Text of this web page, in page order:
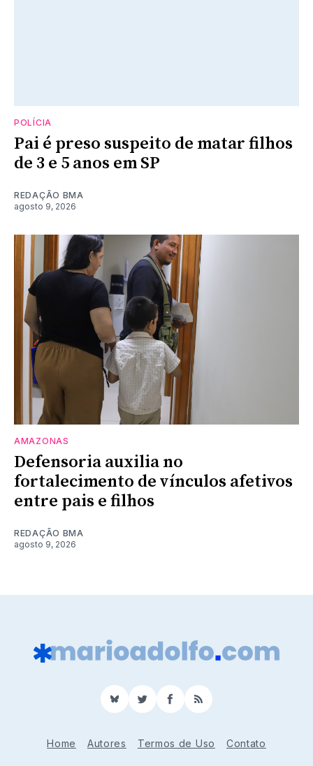
POLÍCIA
Pai é preso suspeito de matar filhos
de 3 e 5 anos em SP
REDAÇÃO BMA
agosto 9, 2026
AMAZONAS
Defensoria auxilia no
fortalecimento de vínculos afetivos
entre pais e filhos
REDAÇÃO BMA
agosto 9, 2026
BlueSkyTwitterFacebook
RSS
Home Autores Termos de Uso Contato